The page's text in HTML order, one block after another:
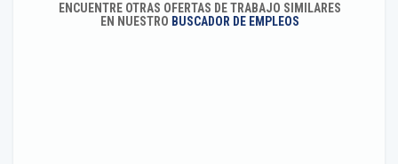
ENCUENTRE OTRAS OFERTAS DE TRABAJO SIMILARES
EN NUESTRO BUSCADOR DE EMPLEOS